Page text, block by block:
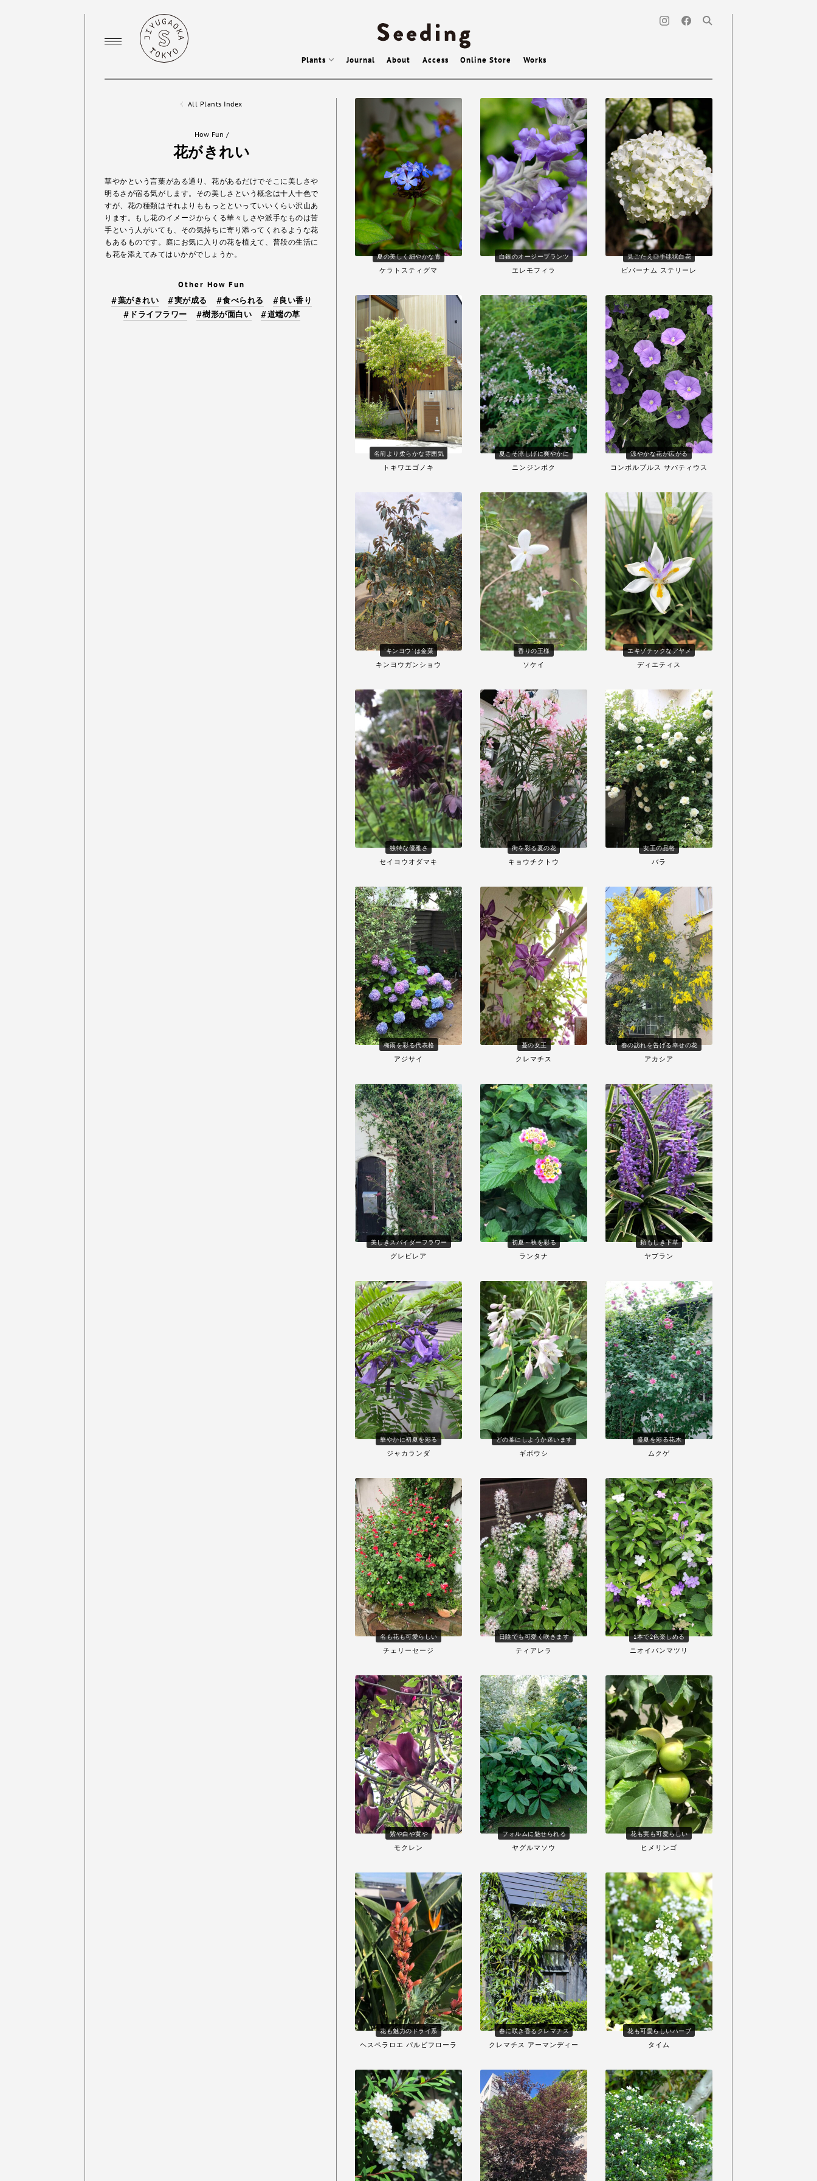
Plants Journal About Access Online Store Works
All Plants Index
How Fun /
花がきれい
華やかという言葉がある通り、花があるだけでそこに美しさや
明るさが宿る気がします。その美しさという概念は十人十色で
すが、花の種類はそれよりももっとといっていいくらい沢山あ
ります。もし花のイメージからくる華々しさや派手なものは苦
手という人がいても、その気持ちに寄り添ってくれるような花
もあるものです。庭にお気に入りの花を植えて、普段の生活に
も花を添えてみてはいかがでしょうか。
Other How Fun
葉がきれい
実が成る 食べられる
良い香り
ドライフラワー
樹形が面白い 道端の草
夏の美しく細やかな青
ケラトスティグマ
白銀のオージープランツ
エレモフィラ
見ごたえ◎手毬状白花
ビバーナム ステリーレ
名前より柔らかな雰囲気
トキワエゴノキ
夏こそ涼しげに爽やかに
ニンジンボク
涼やかな花が広がる
コンボルブルス サバティウス
'キンヨウ' は金葉
キンヨウガンショウ
香りの王様
ソケイ
エキゾチックなアヤメ
ディエティス
独特な優雅さ
セイヨウオダマキ
街を彩る夏の花
キョウチクトウ
女王の品格
バラ
梅雨を彩る代表格
アジサイ
蔓の女王
クレマチス
春の訪れを告げる幸せの花
アカシア
美しきスパイダーフラワー
グレビレア
初夏～秋を彩る
ランタナ
頼もしき下草
ヤブラン
華やかに初夏を彩る
ジャカランダ
どの葉にしようか迷います
ギボウシ
盛夏を彩る花木
ムクゲ
名も花も可愛らしい
チェリーセージ
日陰でも可愛く咲きます
ティアレラ
1本で2色楽しめる
ニオイバンマツリ
紫や白や黄や
モクレン
フォルムに魅せられる
ヤグルマソウ
花も実も可愛らしい
ヒメリンゴ
花も魅力のドライ系
ヘスペラロエ パルビフローラ
春に咲き香るクレマチス
クレマチス アーマンディー
花も可愛らしいハーブ
タイム